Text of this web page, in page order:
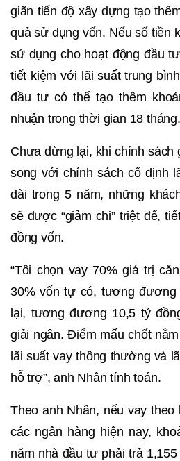
giãn tiến độ xây dựng tạo
quả sử dụng vốn. Nếu số tiền
sử dụng cho hoạt động đầu
tiết kiệm với lãi suất trung
đầu tư có thể tạo thêm
nhuận trong thời gian 18 tháng.
Chưa dừng lại, khi chính sách
song với chính sách cố định
dài trong 5 năm, những
sẽ được “giảm chi” triệt để,
đồng vốn.
“Tôi chọn vay 70% giá trị
30% vốn tự có, tương đương
lại, tương đương 10,5 tỷ
giải ngân. Điểm mấu chốt
lãi suất vay thông thường và
hỗ trợ”, anh Nhân tính toán.
Theo anh Nhân, nếu vay
các ngân hàng hiện nay,
năm nhà đầu tư phải trả